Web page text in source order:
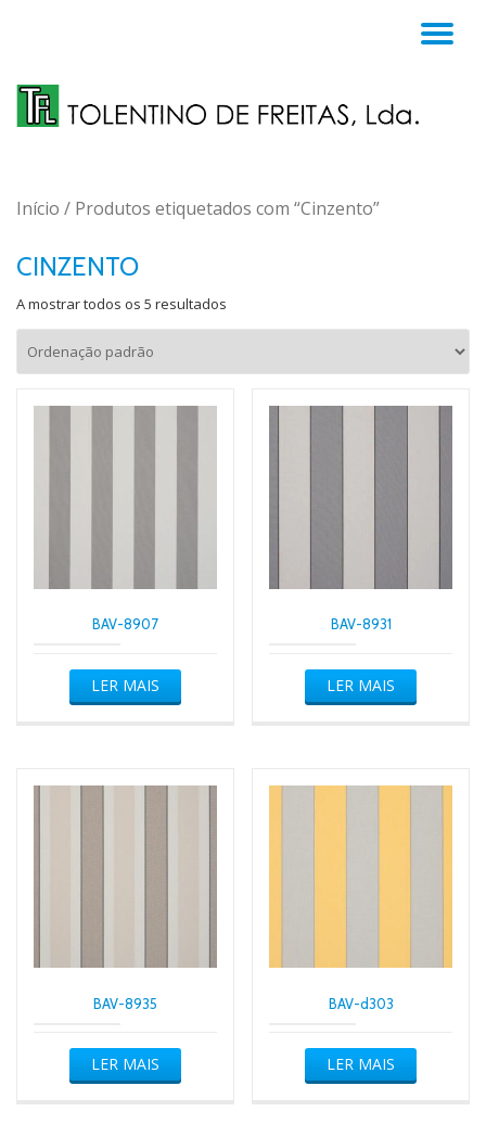
content
Início / Produtos etiquetados com “Cinzento”
CINZENTO
A mostrar todos os 5 resultados
BAV-8907
LER MAIS
BAV-8931
LER MAIS
BAV-8935
LER MAIS
BAV-d303
LER MAIS